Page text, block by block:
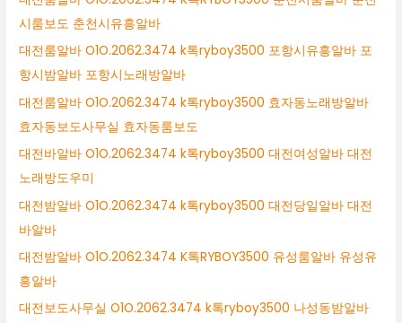
시룸보도 춘천시유흥알바
대전룸알바 O1O.2062.3474 k톡ryboy3500 포항시유흥알바 포
항시밤알바 포항시노래방알바
대전룸알바 O1O.2062.3474 k톡ryboy3500 효자동노래방알바
효자동보도사무실 효자동룸보도
대전바알바 O1O.2062.3474 k톡ryboy3500 대전여성알바 대전
노래방도우미
대전밤알바 O1O.2062.3474 k톡ryboy3500 대전당일알바 대전
바알바
대전밤알바 O1O.2062.3474 K톡RYBOY3500 유성룸알바 유성유
흥알바
대전보도사무실 O1O.2062.3474 k톡ryboy3500 나성동밤알바